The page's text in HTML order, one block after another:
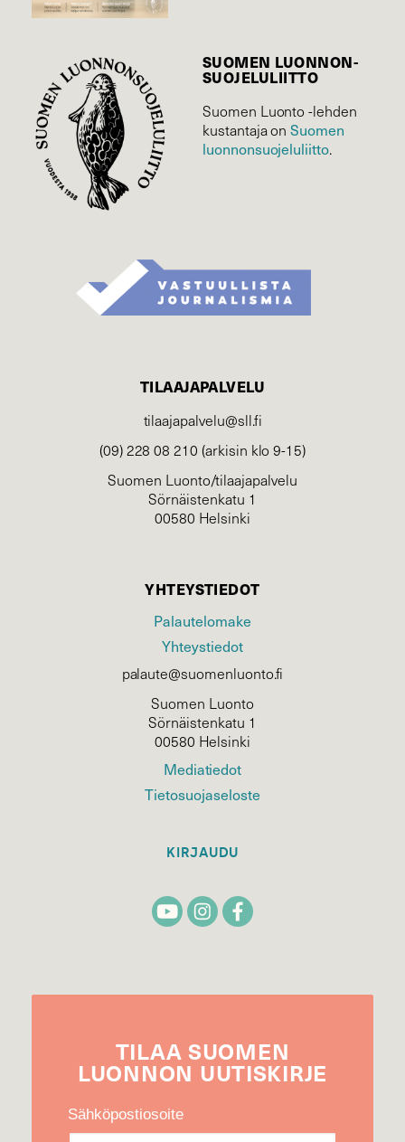
SUOMEN LUONNON­
SUOJELU­LIITTO
Suomen Luonto -lehden
kustantaja onSuomen
luonnonsuojelu­liitto.
TILAAJAPALVELU
tilaajapalvelu@sll.fi
(09) 228 08 210 (arkisin klo 9-15)
Suomen Luonto/tilaajapalvelu
Sörnäistenkatu 1
00580 Helsinki
YHTEYSTIEDOT
Palautelomake
Yhteystiedot
palaute@suomenluonto.fi
Suomen Luonto
Sörnäistenkatu 1
00580 Helsinki
Mediatiedot
Tietosuojaseloste
KIRJAUDU
TILAA SUOMEN
LUONNON UUTIS­KIRJE
Sähköpostiosoite